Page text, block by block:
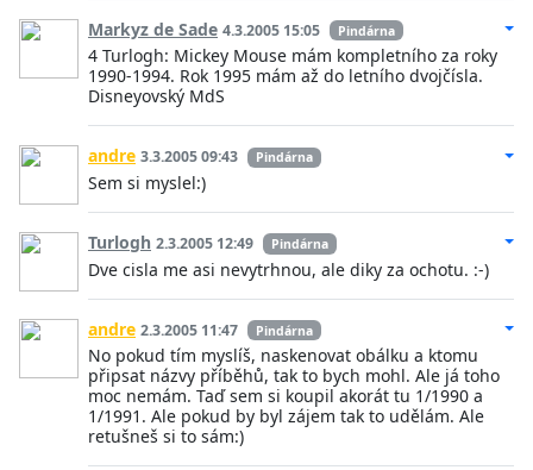
Markyz de Sade 4.3.2005 15:05 Pindárna
4 Turlogh: Mickey Mouse mám kompletního za roky
1990-1994. Rok 1995 mám až do letního dvojčísla.
Disneyovský MdS
andre 3.3.2005 09:43 Pindárna
Sem si myslel:)
Turlogh 2.3.2005 12:49 Pindárna
Dve cisla me asi nevytrhnou, ale diky za ochotu. :-)
andre 2.3.2005 11:47 Pindárna
No pokud tím myslíš, naskenovat obálku a ktomu
připsat názvy příběhů, tak to bych mohl. Ale já toho
moc nemám. Taď sem si koupil akorát tu 1/1990 a
1/1991. Ale pokud by byl zájem tak to udělám. Ale
retušneš si to sám:)